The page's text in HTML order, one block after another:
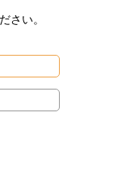
さい。